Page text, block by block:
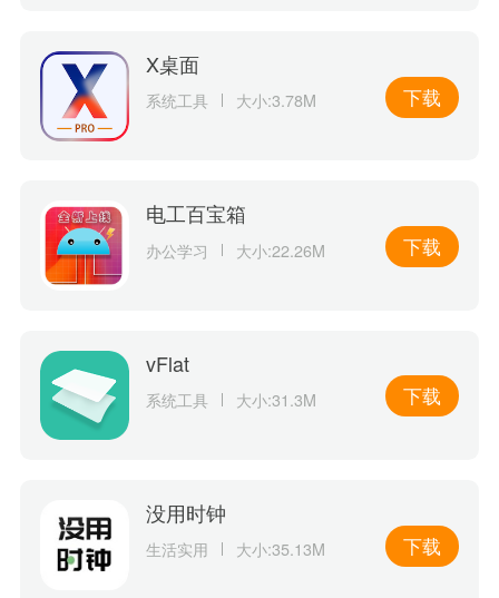
X桌面
系统工具 大小:3.78M 下载
电工百宝箱
办公学习 大小:22.26M 下载
vFlat
系统工具 大小:31.3M 下载
没用时钟
生活实用 大小:35.13M 下载